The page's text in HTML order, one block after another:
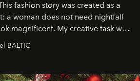
fashion story was created as a
a woman does not need nightfall
magnificent. My creative task was
and without permission. I
by darkness but revealed
BALTIC